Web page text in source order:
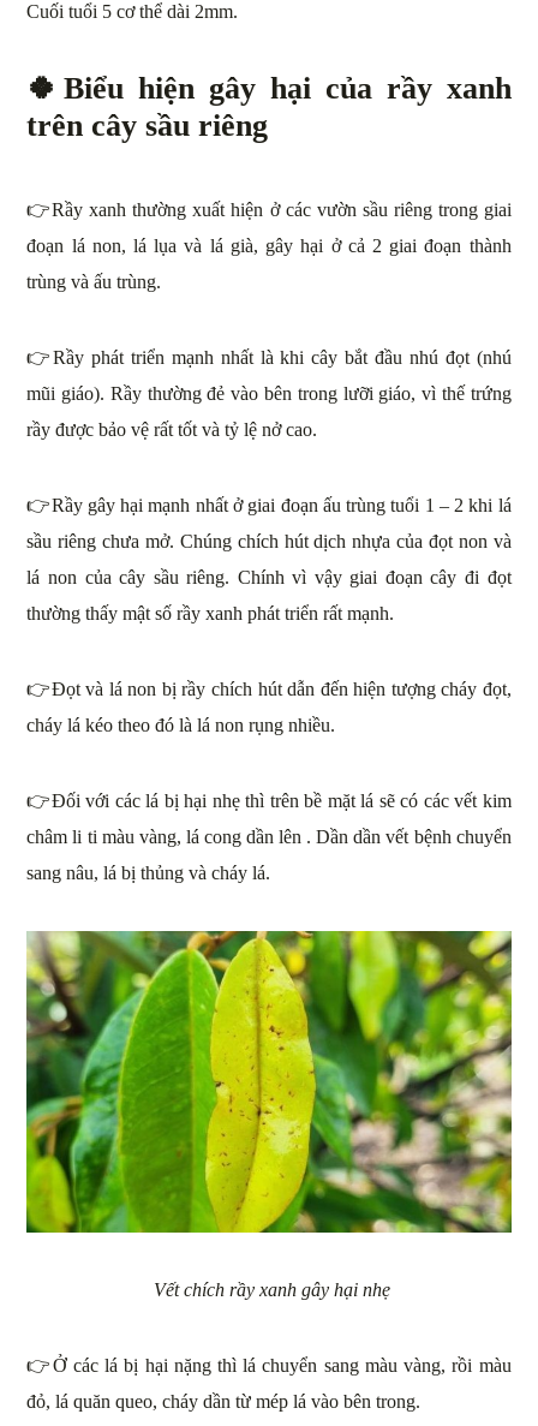
Cuối tuổi 5 cơ thể dài 2mm.
🍀Biểu hiện gây hại của rầy xanh
trên cây sầu riêng
👉Rầy xanh thường xuất hiện ở các vườn sầu riêng trong giai
đoạn lá non, lá lụa và lá già, gây hại ở cả 2 giai đoạn thành
trùng và ấu trùng.
👉Rầy phát triển mạnh nhất là khi cây bắt đầu nhú đọt (nhú
mũi giáo). Rầy thường đẻ vào bên trong lưỡi giáo, vì thế trứng
rầy được bảo vệ rất tốt và tỷ lệ nở cao.
👉Rầy gây hại mạnh nhất ở giai đoạn ấu trùng tuổi 1 – 2 khi lá
sầu riêng chưa mở. Chúng chích hút dịch nhựa của đọt non và
lá non của cây sầu riêng. Chính vì vậy giai đoạn cây đi đọt
thường thấy mật số rầy xanh phát triển rất mạnh.
👉Đọt và lá non bị rầy chích hút dẫn đến hiện tượng cháy đọt,
cháy lá kéo theo đó là lá non rụng nhiều.
👉Đối với các lá bị hại nhẹ thì trên bề mặt lá sẽ có các vết kim
châm li ti màu vàng, lá cong dần lên . Dần dần vết bệnh chuyển
sang nâu, lá bị thủng và cháy lá.
Vết chích rầy xanh gây hại nhẹ
👉Ở các lá bị hại nặng thì lá chuyển sang màu vàng, rồi màu
đỏ, lá quăn queo, cháy dần từ mép lá vào bên trong.